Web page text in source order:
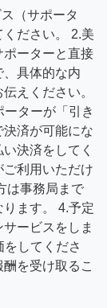
（サポータ
ださい。 2.美
ーターと直接
具体的な内
えください。
ターが「引き
済が可能にな
決済をしてく
利用いただけ
は事務局まで
ます。 4.予定
ービスをしま
してくださ
を受け取るこ